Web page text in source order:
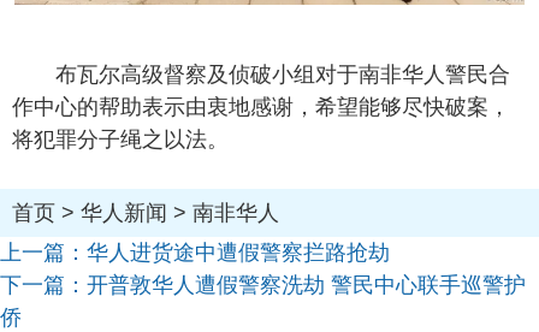
布瓦尔高级督察及侦破小组对于南非华人警民合
作中心的帮助表示由衷地感谢，希望能够尽快破案，
将犯罪分子绳之以法。
首页 > 华人新闻 > 南非华人
上一篇： 华人进货途中遭假警察拦路抢劫
下一篇： 开普敦华人遭假警察洗劫 警民中心联手巡警护
侨